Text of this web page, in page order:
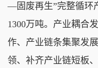
—固废再生”完整循环
1300万吨。产业耦合
作、产业链条集聚发
领、补齐产业链短板